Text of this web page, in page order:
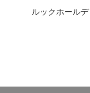
ルックホール